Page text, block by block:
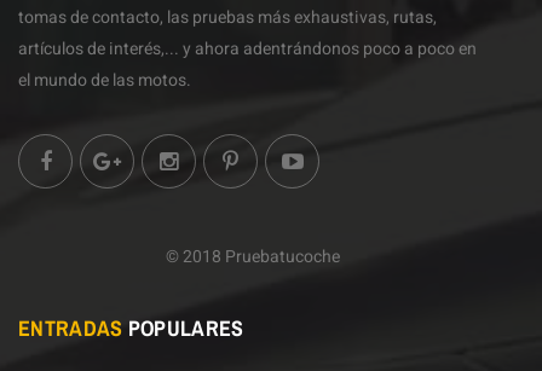
tomas de contacto, las pruebas más exhaustivas, rutas,
artículos de interés,... y ahora adentrándonos poco a poco en
el mundo de las motos.
© 2018 Pruebatucoche
ENTRADAS POPULARES